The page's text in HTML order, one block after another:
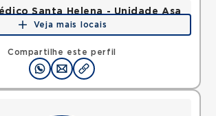
Compartilhe este perfil
Santa Helena - Unidade Asa
NORTE, Brasilia, DF, 70390700 •Mapa
Veja mais locais